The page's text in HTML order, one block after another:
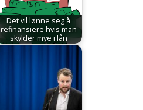
Det vil lønne seg å
refinansiere hvis man
skylder mye i lån